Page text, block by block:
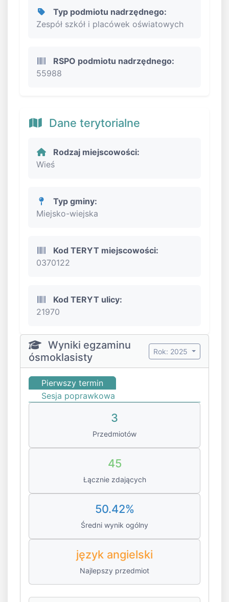
Typ podmiotu nadrzędnego:
Zespół szkół i placówek oświatowych
RSPO podmiotu nadrzędnego:
55988
Dane terytorialne
Rodzaj miejscowości:
Wieś
Typ gminy:
Miejsko-wiejska
Kod TERYT miejscowości:
0370122
Kod TERYT ulicy:
21970
Wyniki egzaminu
ósmoklasisty
Rok: 2025
Pierwszy termin
Sesja poprawkowa
3
Przedmiotów
45
Łącznie zdających
50.42%
Średni wynik ogólny
język angielski
Najlepszy przedmiot